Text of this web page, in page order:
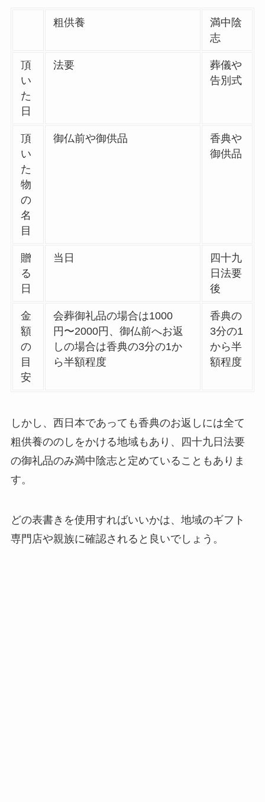
粗供養
満中陰
志
頂
い
た
日
法要
葬儀や
告別式
頂
い
た
物
の
名
目
御仏前や御供品
香典や
御供品
贈
る
日
当日
四十九
日法要
後
金
額
の
目
安
会葬御礼品の場合は1000
円〜2000円、御仏前へお返
しの場合は香典の3分の1か
ら半額程度
香典の
3分の1
から半
額程度
しかし、西日本であっても香典のお返しには全て
粗供養ののしをかける地域もあり、四十九日法要
の御礼品のみ満中陰志と定めていることもありま
す。
どの表書きを使用すればいいかは、地域のギフト
専門店や親族に確認されると良いでしょう。